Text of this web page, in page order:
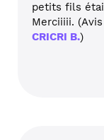
petits fils
Merciiiii.
CRICRI B.)